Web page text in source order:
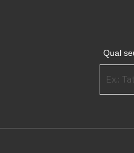
Repleta de
você adquire o
Qual